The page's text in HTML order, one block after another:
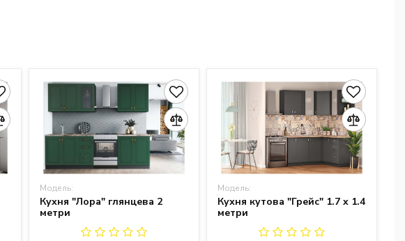
Модель:
Кухня "Лора" глянцева 2
метри
Модель:
Кухня кутова "Грейс" 1.7 x 1.4
метри